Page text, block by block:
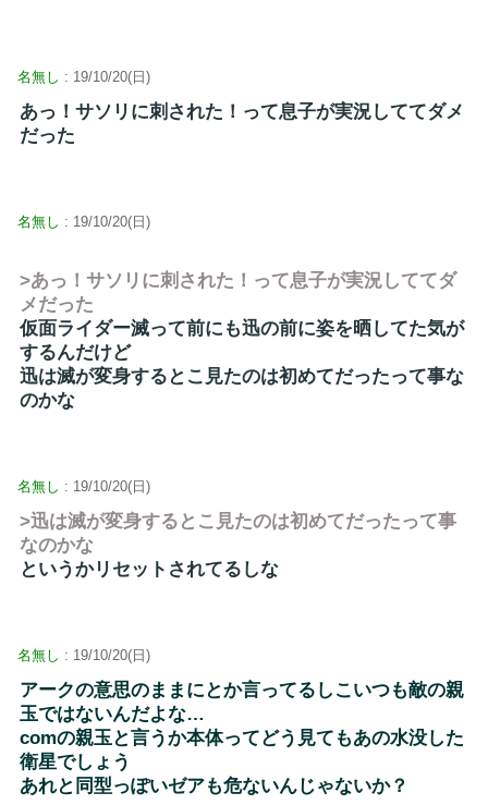
名無し : 19/10/20(日)
あっ！サソリに刺された！って息子が実況しててダメ
だった
名無し : 19/10/20(日)
>あっ！サソリに刺された！って息子が実況しててダ
メだった
仮面ライダー滅って前にも迅の前に姿を晒してた気が
するんだけど
迅は滅が変身するとこ見たのは初めてだったって事な
のかな
名無し : 19/10/20(日)
>迅は滅が変身するとこ見たのは初めてだったって事
なのかな
というかリセットされてるしな
名無し : 19/10/20(日)
アークの意思のままにとか言ってるしこいつも敵の親
玉ではないんだよな…
comの親玉と言うか本体ってどう見てもあの水没した
衛星でしょう
あれと同型っぽいゼアも危ないんじゃないか？